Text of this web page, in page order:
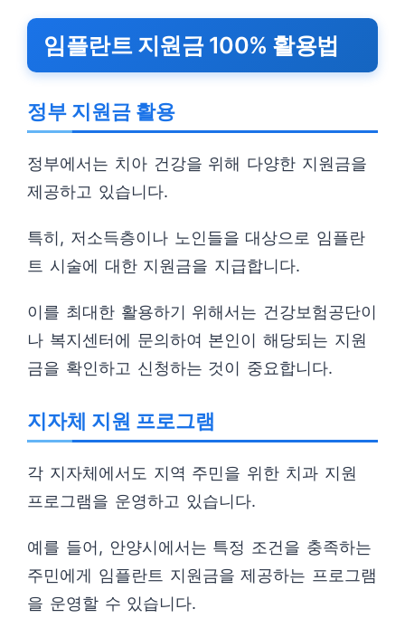
임플란트 지원금 100% 활용법
정부 지원금 활용
정부에서는 치아 건강을 위해 다양한 지원금을
제공하고 있습니다.
특히, 저소득층이나 노인들을 대상으로 임플란
트 시술에 대한 지원금을 지급합니다.
이를 최대한 활용하기 위해서는 건강보험공단이
나 복지센터에 문의하여 본인이 해당되는 지원
금을 확인하고 신청하는 것이 중요합니다.
지자체 지원 프로그램
각 지자체에서도 지역 주민을 위한 치과 지원
프로그램을 운영하고 있습니다.
예를 들어, 안양시에서는 특정 조건을 충족하는
주민에게 임플란트 지원금을 제공하는 프로그램
을 운영할 수 있습니다.